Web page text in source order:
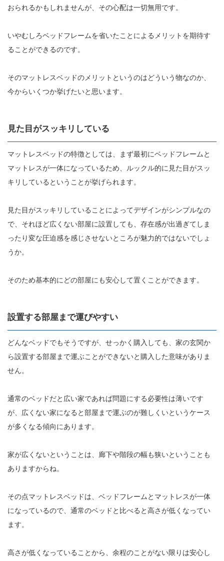
おられるかもしれませんが、その心配は一切無用です。
いやむしろベッドフレームを省いたことによるメリットを期待す
ることができるのです。
そのマットレスベッドのメリットというのはどういう物なのか、
今からいくつか挙げたいと思います。
見た目がスッキリしている
マットレスベッドの特徴としては、まず最初にベッドフレームと
マットレスが一体になっているため、ルックル的に見た目がスッ
キリしているということが挙げられます。
見た目がスッキリしていることによってデザインがシンプルなの
で、それほど広くない部屋に設置しても、存在感が出過ぎてしま
ったり変な圧迫感を感じさせないところが魅力的ではないでしょ
うか。
そのため基本的にどの部屋にも安心して置くことができます。
設置する部屋まで運びやすい
どんなベッドでもそうですが、せっかく購入しても、家の玄関か
ら設置する部屋まで運ぶことができないと購入した意味がありま
せん。
通常のベッドだと広い家であれば問題にする必要性は薄いです
が、広くない家になると部屋まで運ぶのが難しくいというケース
が多くなる傾向にあります。
家が広くないということは、廊下や階段の幅も狭いということも
ありますからね。
その点マットレスベッドは、ベッドフレームとマットレスが一体
になっているので、通常のベッドと比べると高さが低くなってい
ます。
高さが低くなっていることから、余程のことがない限りは安心し